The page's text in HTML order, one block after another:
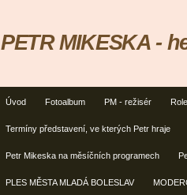
Úvod Fotoalbum PM - režisér
Termíny představení, ve kterých Petr hraje
Petr Mikeska na měsíčních programech
PLES MĚSTA MLADÁ BOLESLAV
PETR MIKESKA -